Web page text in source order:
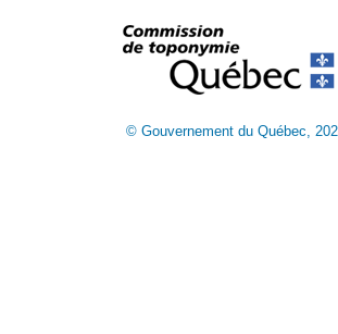
© Gouvernement du Québec,